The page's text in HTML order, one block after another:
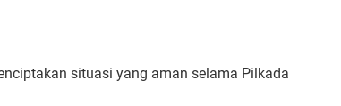
situasi yang aman selama Pilkada